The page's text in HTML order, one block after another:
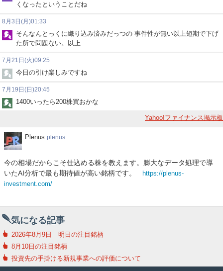
くなったということだね
8月3日(月)01:33
そんなんとっくに織り込み済みだっつの 事件性が無い以上短期で下げ
た所で問題ない。以上
7月21日(火)09:25
今日の引け楽しみですね
7月19日(日)20:45
1400いったら200株買おかな
Yahoo!ファイナンス掲示板
Plenus
Plenus plenus
今の相場だからこそ仕込める株を教えます。膨大なデータ処理で導
いたAI分析で最も期待値が高い銘柄です。
https://plenus-
investment.com/
気になる記事
2026年8月9日 明日の注目銘柄
8月10日の注目銘柄
投資先の手掛ける新規事業への評価について